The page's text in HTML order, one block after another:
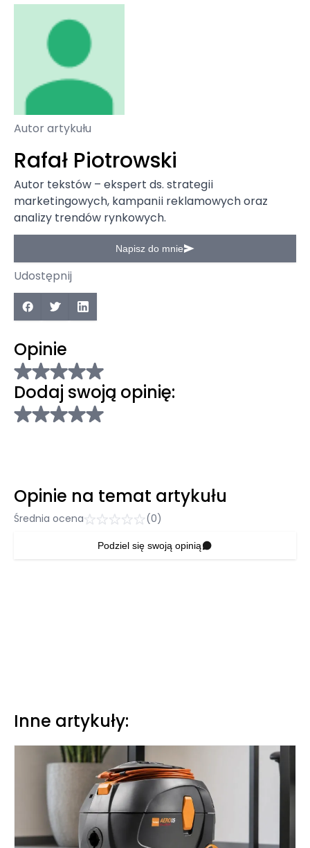
Autor artykułu
Rafał Piotrowski
Autor tekstów – ekspert ds. strategii
marketingowych, kampanii reklamowych oraz
analizy trendów rynkowych.
Napisz do mnie
Udostępnij
Opinie
Dodaj swoją opinię:
Opinie na temat artykułu
Średnia ocena (0)
Podziel się swoją opinią
Inne artykuły: